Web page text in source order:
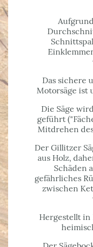
Das sichere
Motorsäge ist
Die Säge
geführt
Mitdrehen
Der Gillitzer
aus Holz,
Schäden
gefährliches
zwischen
Hergestellt in